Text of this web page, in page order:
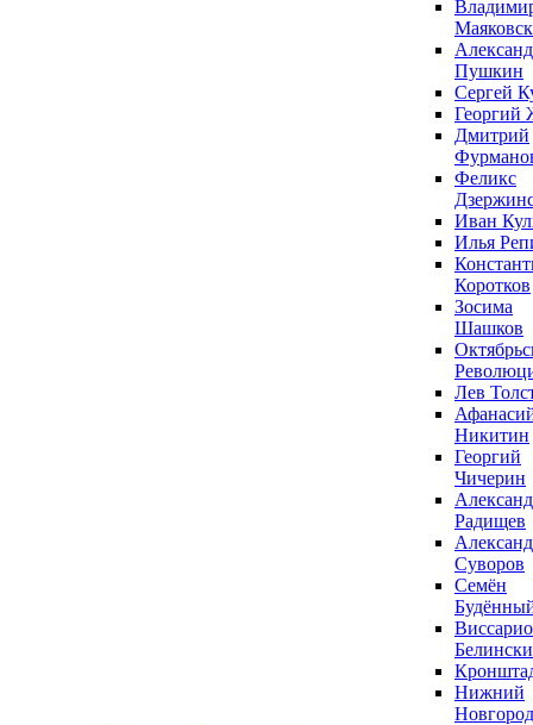
Пушкин
Сергей
Георгий
Дмитрий
Феликс
Иван
Илья
Коротков
Зосима
Шашков
Лев
Никитин
Георгий
Чичерин
Радищев
Суворов
Семён
Нижний
Новгород